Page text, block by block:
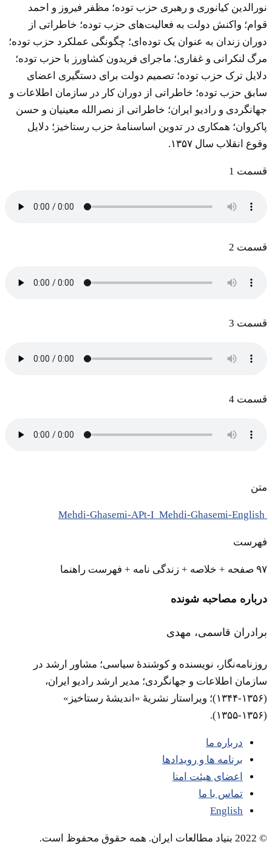
نورالدین کیانوری و رهبری حزب توده‌؛ مظفر فیروز و احمد
قوام‌؛ واکنش دولت به فعالیت‌های حزب توده‌؛ خاطراتی از
دوران زندان به عنوان یک توده‌ای‌؛ چگونگی عملکرد حزب توده‌؛
مرگ لنکرانی و غفاری‌؛ ماجرای فریدون کشاورز با حزب توده‌؛
دلایل ترک حزب توده‌؛ تصمیم دولت برای دستگیری اعضای
سابق حزب توده‌؛ خاطراتی از دوران کار در سازمان اطلاعات و
جهانگردی‌‌ و رادیو ایران؛ خاطراتی از نصرالله معینیان و حسن
پاکروان‌؛ همکاری در تدوین اساسنامۀ حزب رستاخیز‌؛ دلایل
وقوع انقلاب سال ۱۳۵۷‌.
قسمت 1
قسمت 2
قسمت 3
قسمت 4
متن
Mehdi-Ghasemi-English
فهرست
۹۷ صفحه + خلاصه + زندگی نامه + فهرست راهنما
درباره مصاحبه شونده
برادران قاسمی، مهدی
روزنامه‌نگار‌‌، نویسنده و کوشندۀ سیاسی‌؛ مشاور ارشد در
سازمان اطلاعات و جهانگردی‌؛ مدیر ارشد رادیو ایران‌،
(۱۳۵۶-۱۳۴۴)‌؛ ویراستار نشریۀ «اندیشۀ رستاخیز»‌
(۱۳۵۶-۱۳۵۵).
درباره ما
برنامه ها و رویدادها
اعضای هیئت امنا
تماس با ما
English
© 2022 بنیاد مطالعات ایران. همه حقوق محفوظ است.